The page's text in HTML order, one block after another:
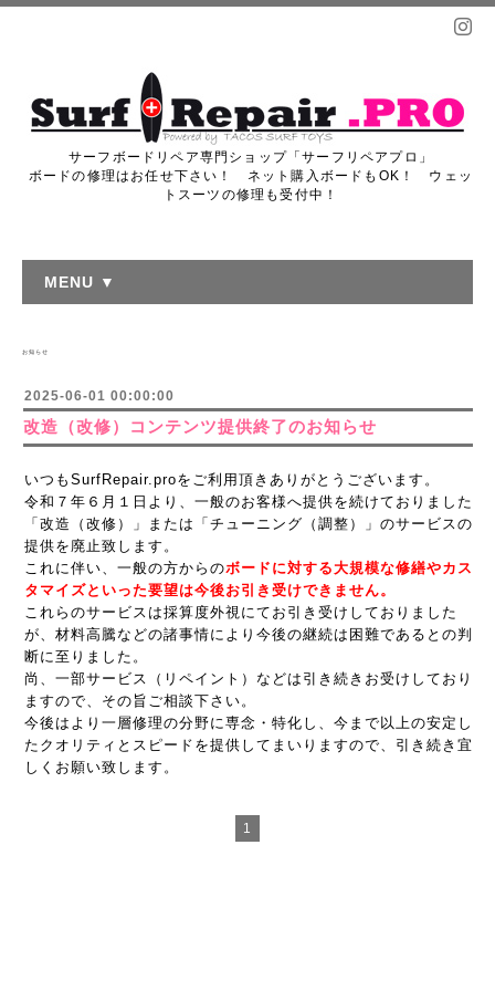
サーフボードリペア専門ショップ「サーフリペアプロ」
ボードの修理はお任せ下さい！ ネット購入ボードもOK！ ウェッ
トスーツの修理も受付中！
MENU ▼
お知らせ
2025-06-01 00:00:00
改造（改修）コンテンツ提供終了のお知らせ
いつもSurfRepair.proをご利用頂きありがとうございます。
令和７年６月１日より、一般のお客様へ提供を続けておりました
「改造（改修）」または「チューニング（調整）」のサービスの
提供を廃止致します。
これに伴い、一般の方からのボードに対する大規模な修繕やカス
タマイズといった要望は今後お引き受けできません。
これらのサービスは採算度外視にてお引き受けしておりました
が、材料高騰などの諸事情により今後の継続は困難であるとの判
断に至りました。
尚、一部サービス（リペイント）などは引き続きお受けしており
ますので、その旨ご相談下さい。
今後はより一層修理の分野に専念・特化し、今まで以上の安定し
たクオリティとスピードを提供してまいりますので、引き続き宜
しくお願い致します。
1